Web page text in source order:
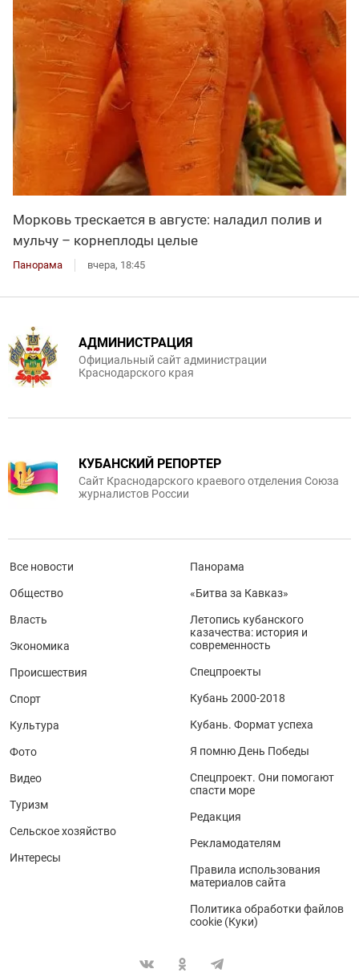
Морковь трескается в августе: наладил полив и
мульчу – корнеплоды целые
Панорама вчера, 18:45
АДМИНИСТРАЦИЯ
Официальный сайт администрации
Краснодарского края
КУБАНСКИЙ РЕПОРТЕР
Сайт Краснодарского краевого отделения Союза
журналистов России
Все новости
Общество
Власть
Экономика
Происшествия
Спорт
Культура
Фото
Видео
Туризм
Сельское хозяйство
Интересы
Панорама
«Битва за Кавказ»
Летопись кубанского
казачества: история и
современность
Спецпроекты
Кубань 2000-2018
Кубань. Формат успеха
Я помню День Победы
Спецпроект. Они помогают
спасти море
Редакция
Рекламодателям
Правила использования
материалов сайта
Политика обработки файлов
cookie (Куки)